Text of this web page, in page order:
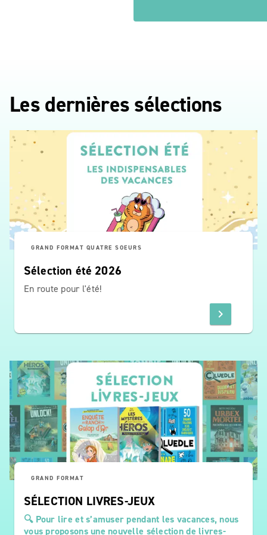
Les dernières sélections
GRAND FORMAT QUATRE SOEURS
Sélection été 2026
En route pour l'été!
chevron_right
GRAND FORMAT
SÉLECTION LIVRES-JEUX
🔍 Pour lire et s’amuser pendant les vacances, nous
vous proposons une nouvelle sélection de livres-